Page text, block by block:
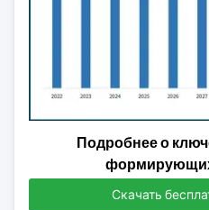
Подробнее о
Скачать